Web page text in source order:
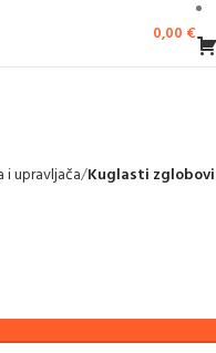
0,00 €
upravljača Kuglasti zglobovi